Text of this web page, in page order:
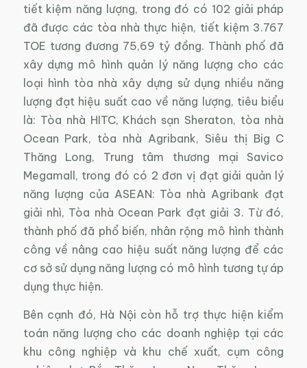
tiết kiệm năng lượng, trong đó có 102 giải pháp
đã được các tòa nhà thực hiện, tiết kiệm 3.767
TOE tương đương 75,69 tỷ đồng. Thành phố đã
xây dựng mô hình quản lý năng lượng cho các
loại hình tòa nhà xây dựng sử dụng nhiều năng
lượng đạt hiệu suất cao về năng lượng, tiêu biểu
là: Tòa nhà HITC, Khách sạn Sheraton, tòa nhà
Ocean Park, tòa nhà Agribank, Siêu thị Big C
Thăng Long, Trung tâm thương mại Savico
Megamall, trong đó có 2 đơn vị đạt giải quản lý
năng lượng của ASEAN: Tòa nhà Agribank đạt
giải nhì, Tòa nhà Ocean Park đạt giải 3. Từ đó,
thành phố đã phổ biến, nhân rộng mô hình thành
công về nâng cao hiệu suất năng lượng để các
cơ sở sử dụng năng lượng có mô hình tương tự áp
dụng thực hiện.
Bên cạnh đó, Hà Nội còn hỗ trợ thực hiện kiểm
toán năng lượng cho các doanh nghiệp tại các
khu công nghiệp và khu chế xuất, cụm công